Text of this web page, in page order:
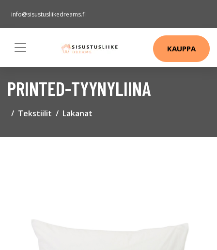
info@sisustusliikedreams.fi
KAUPPA
PRINTED-TYYNYLIINA
Tekstiilit Lakanat